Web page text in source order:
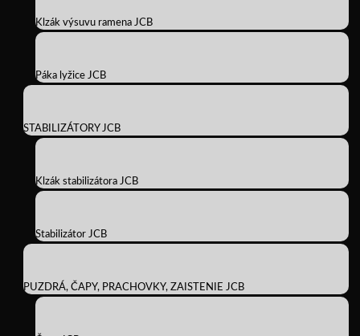
Klzák výsuvu ramena JCB
Páka lyžice JCB
STABILIZÁTORY JCB
Klzák stabilizátora JCB
Stabilizátor JCB
PUZDRÁ, ČAPY, PRACHOVKY, ZAISTENIE JCB